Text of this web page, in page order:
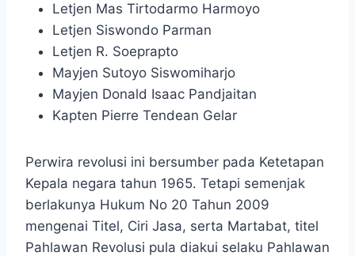
Letjen Mas Tirtodarmo Harmoyo
Letjen Siswondo Parman
Letjen R. Soeprapto
Mayjen Sutoyo Siswomiharjo
Mayjen Donald Isaac Pandjaitan
Kapten Pierre Tendean Gelar
Perwira revolusi ini bersumber pada Ketetapan
Kepala negara tahun 1965. Tetapi semenjak
berlakunya Hukum No 20 Tahun 2009
mengenai Titel, Ciri Jasa, serta Martabat, titel
Pahlawan Revolusi pula diakui selaku Pahlawan